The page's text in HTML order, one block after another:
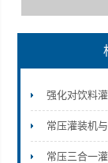
张家港市裕丰饮料机
强化对饮料
常压灌装机
常压三合一